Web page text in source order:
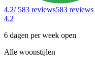
4.2/ 583 reviews583 reviews
4.2
6 dagen per week open
Alle woonstijlen